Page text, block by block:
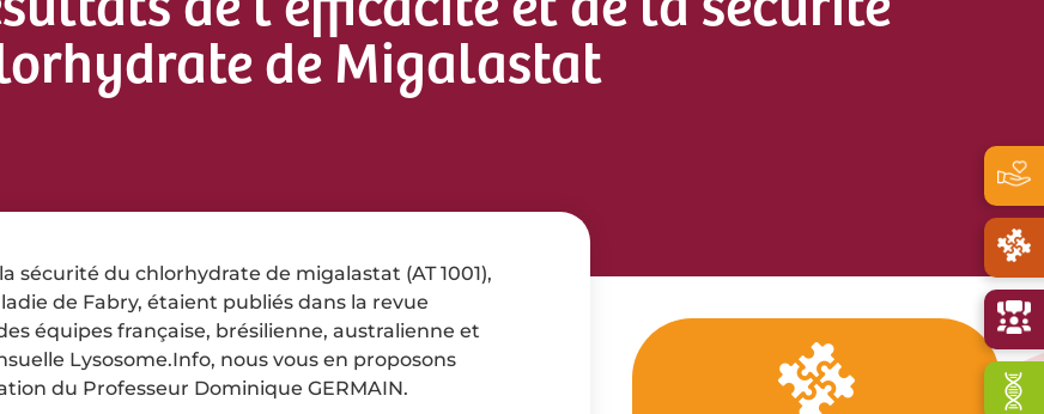
de Migalastat
sécurité du chlorhydrate de migalastat (AT 1001),
de Fabry, étaient publiés dans la revue
équipes française, brésilienne, australienne et
Lysosome.Info, nous vous en proposons
du Professeur Dominique GERMAIN.